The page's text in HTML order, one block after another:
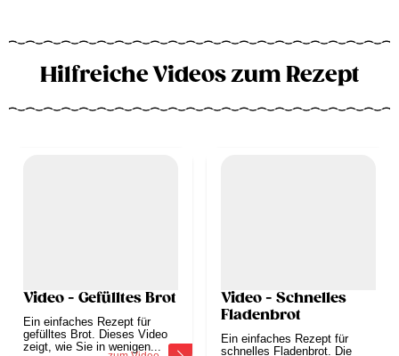
Hilfreiche Videos zum Rezept
Video - Gefülltes Brot
Ein einfaches Rezept für
gefülltes Brot. Dieses Video
zeigt, wie Sie in wenigen...
Video - Schnelles
Fladenbrot
Ein einfaches Rezept für
schnelles Fladenbrot. Die